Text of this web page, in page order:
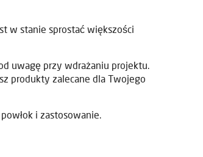
w stanie sprostać większości
uwagę przy wdrażaniu projektu.
produkty zalecane dla Twojego
i zastosowanie.